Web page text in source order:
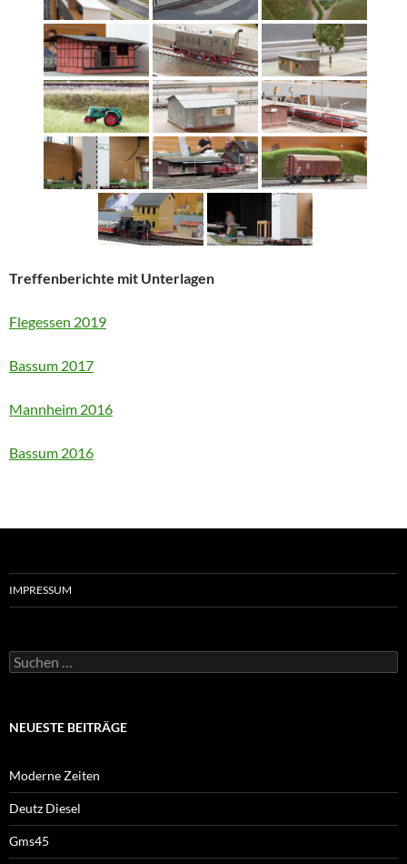
Treffenberichte mit Unterlagen
Flegessen 2019
Bassum 2017
Mannheim 2016
Bassum 2016
IMPRESSUM
Suchen
nach:
NEUESTE BEITRÄGE
Moderne Zeiten
Deutz Diesel
Gms45